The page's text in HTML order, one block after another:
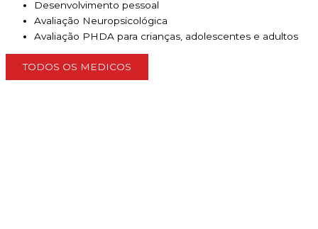
Desenvolvimento pessoal
Avaliação Neuropsicológica
Avaliação PHDA para crianças, adolescentes e adultos
TODOS OS MEDICOS